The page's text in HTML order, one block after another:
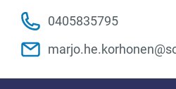
0405835795